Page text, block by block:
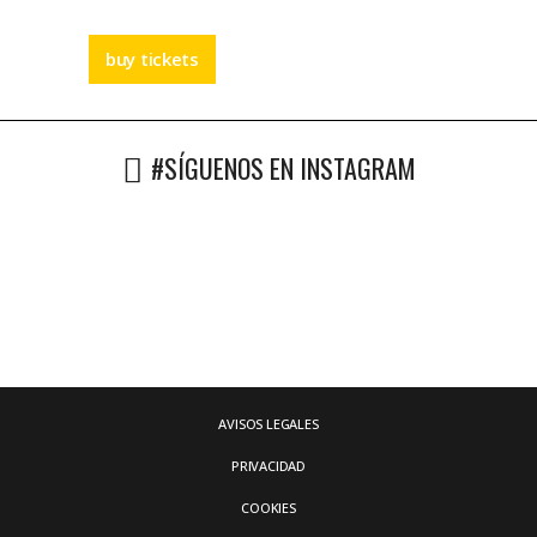
buy tickets
#SÍGUENOS EN INSTAGRAM
AVISOS LEGALES
PRIVACIDAD
COOKIES